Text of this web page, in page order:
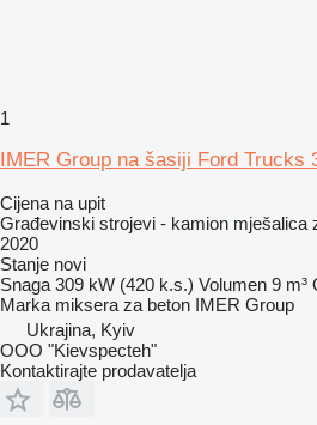
1
IMER Group na šasiji Ford Trucks
Cijena na upit
Građevinski strojevi - kamion mješalica
2020
Stanje novi
Snaga 309 kW (420 k.s.) Volumen 9 m³
Marka miksera za beton IMER Group
Ukrajina, Kyiv
OOO "Kievspecteh"
Kontaktirajte prodavatelja